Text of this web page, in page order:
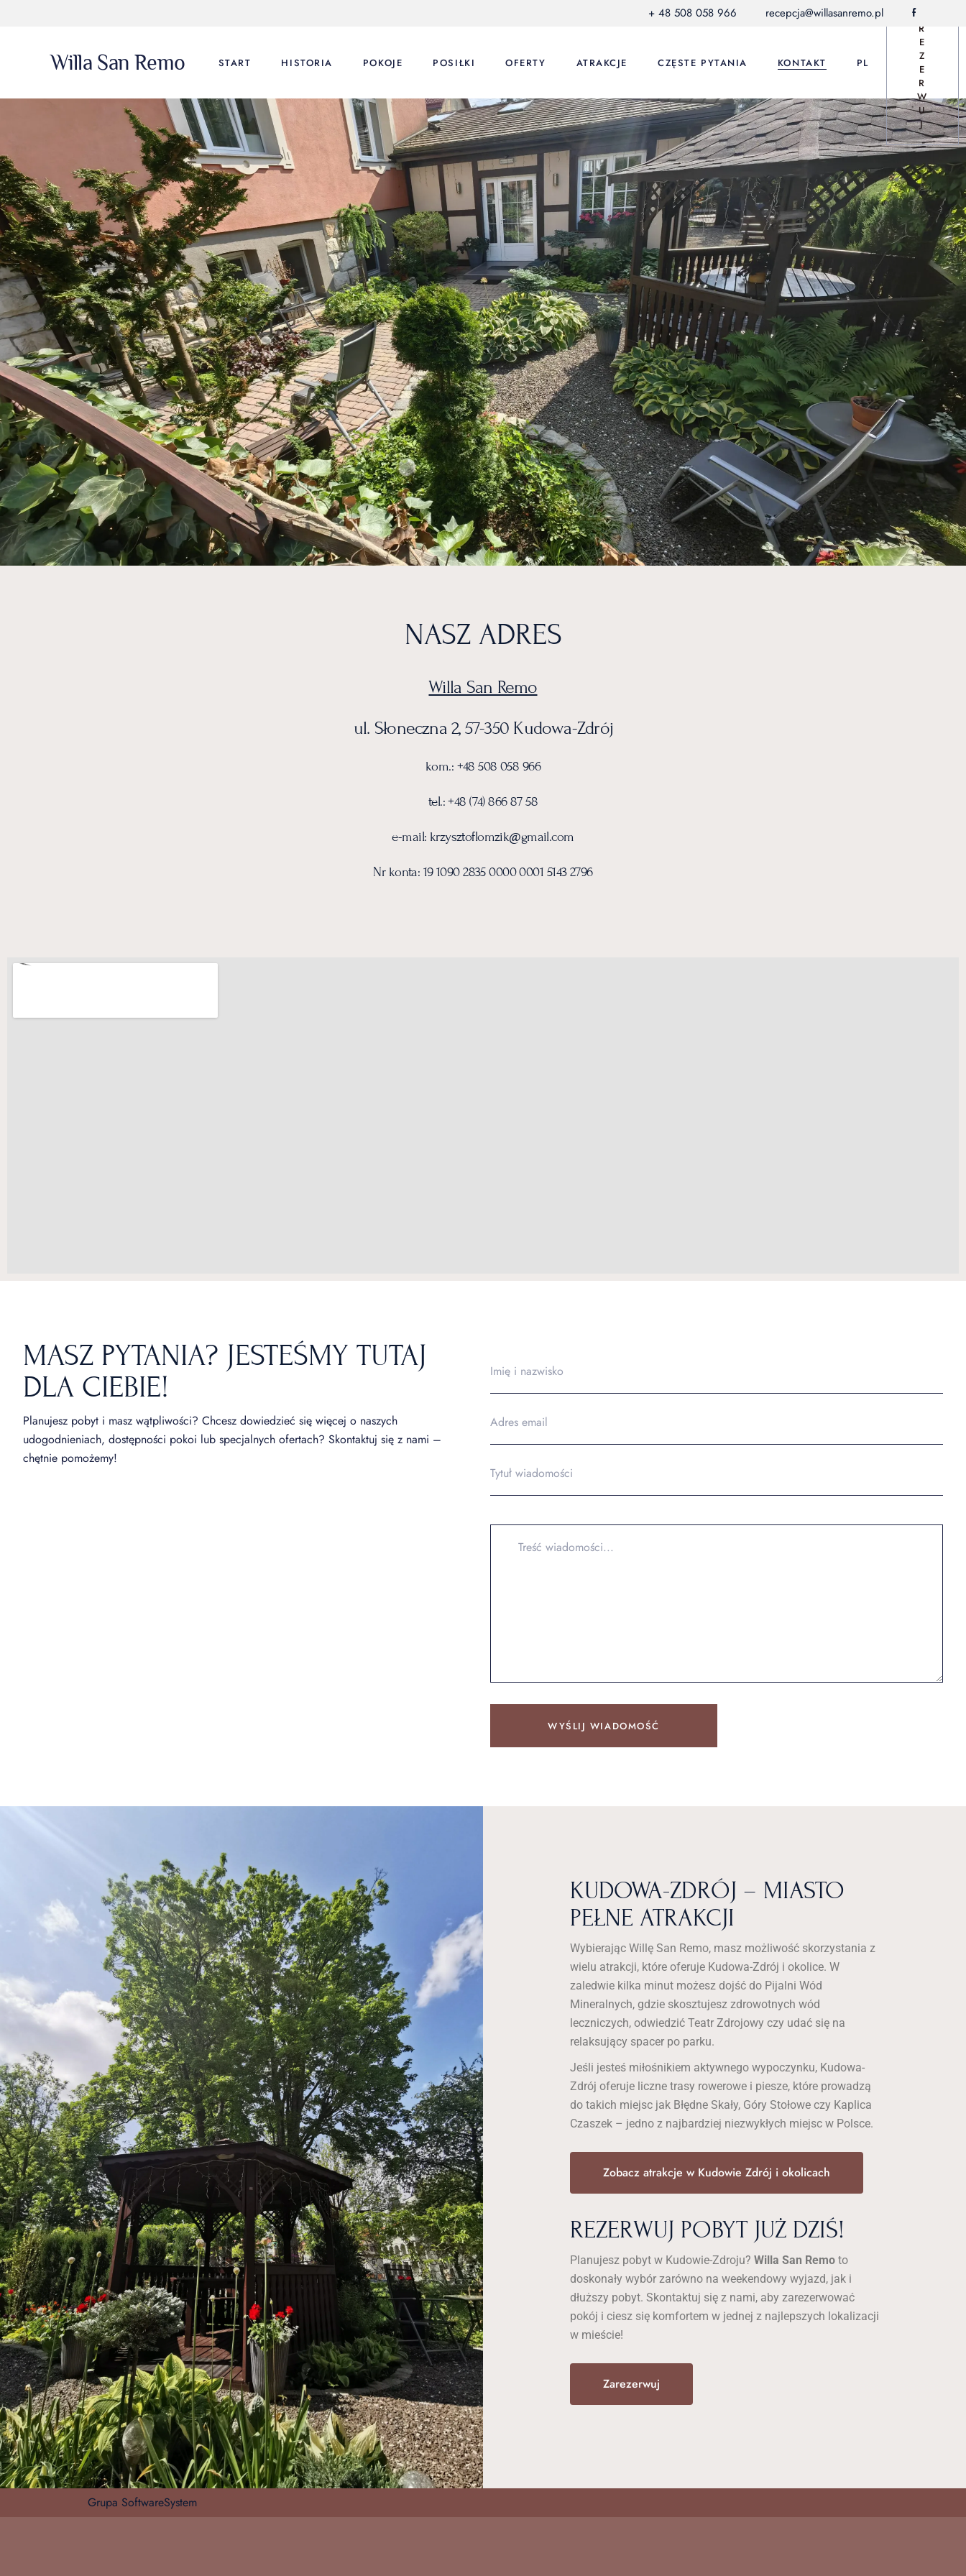
+ 48 508 058 966 recepcja@willasanremo.pl f
Willa San Remo START HISTORIA POKOJE POSIŁKI OFERTY ATRAKCJE CZĘSTE PYTANIA KONTAKT PL
CS
DE
EN
R
E
Z
E
R
W
U
J
NASZ ADRES
Willa San Remo
ul. Słoneczna 2, 57-350 Kudowa-Zdrój
kom.: +48 508 058 966
tel.: +48 (74) 866 87 58
e-mail: krzysztoflomzik@gmail.com
Nr konta: 19 1090 2835 0000 0001 5143 2796
MASZ PYTANIA? JESTEŚMY TUTAJ
DLA CIEBIE!
Planujesz pobyt i masz wątpliwości? Chcesz dowiedzieć się więcej o naszych
udogodnieniach, dostępności pokoi lub specjalnych ofertach? Skontaktuj się z nami –
chętnie pomożemy!
WYŚLIJ WIADOMOŚĆ
KUDOWA-ZDRÓJ – MIASTO
PEŁNE ATRAKCJI
Wybierając Willę San Remo, masz możliwość skorzystania z
wielu atrakcji, które oferuje Kudowa-Zdrój i okolice. W
zaledwie kilka minut możesz dojść do Pijalni Wód
Mineralnych, gdzie skosztujesz zdrowotnych wód
leczniczych, odwiedzić Teatr Zdrojowy czy udać się na
relaksujący spacer po parku.
Jeśli jesteś miłośnikiem aktywnego wypoczynku, Kudowa-
Zdrój oferuje liczne trasy rowerowe i piesze, które prowadzą
do takich miejsc jak Błędne Skały, Góry Stołowe czy Kaplica
Czaszek – jedno z najbardziej niezwykłych miejsc w Polsce.
Zobacz atrakcje w Kudowie Zdrój i okolicach
REZERWUJ POBYT JUŻ DZIŚ!
Planujesz pobyt w Kudowie-Zdroju? Willa San Remoto
doskonały wybór zarówno na weekendowy wyjazd, jak i
dłuższy pobyt. Skontaktuj się z nami, aby zarezerwować
pokój i ciesz się komfortem w jednej z najlepszych lokalizacji
w mieście!
Zarezerwuj
Grupa SoftwareSystem